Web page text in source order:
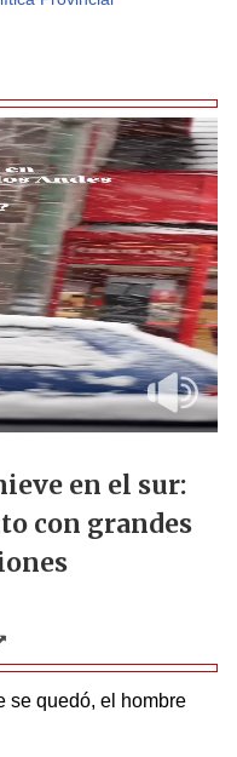
en el sur:
con grandes
se quedó, el hombre